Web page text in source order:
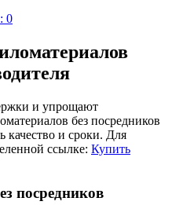
0
и упрощают
без посредников
качество и сроки. Для
ссылке: Купить
посредников